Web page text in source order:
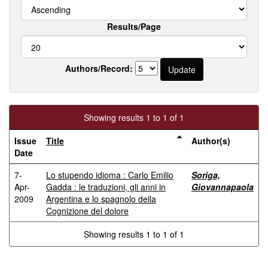
Results/Page
Authors/Record:
Showing results 1 to 1 of 1
Issue
Date
Title Author(s)
7-
Apr-
2009
Lo stupendo idioma : Carlo Emilio
Gadda : le traduzioni, gli anni in
Argentina e lo spagnolo della
Cognizione del dolore
Soriga,
Giovannapaola
Showing results 1 to 1 of 1